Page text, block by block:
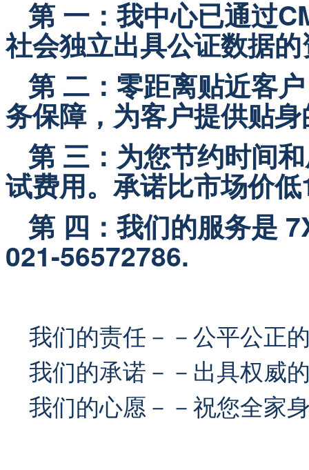
第 一：我中心已通过
社会独立出具公证数据
第 二：零距离贴近客
务保障，为客户提供贴
第 三：为您节约时间
试费用。承诺比市场价
第 四：我们的服务是
021-56572786.
我们的责任－－公平公正
我们的承诺－－出具权威
我们的心愿－－祝您全家